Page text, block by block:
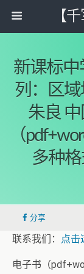
【
新课标
列：区域
朱良
（
多种
分享
联系我们： 点击
电子书（